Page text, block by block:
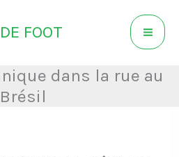
FOOT
dans la rue au
Brésil